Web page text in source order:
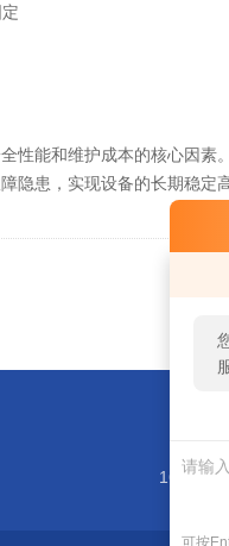
可按
性能和维护成本的核心因素
隐患，实现设备的长期稳定